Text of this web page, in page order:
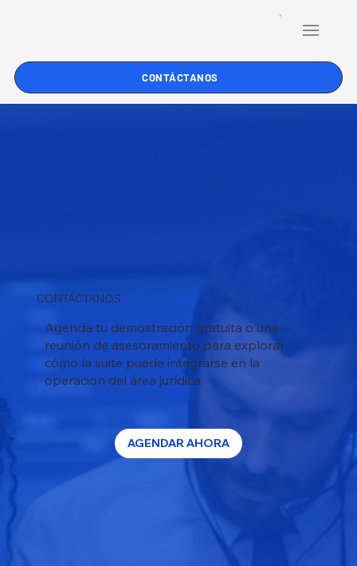
CONTÁCTANOS
CONTÁCTANOS
Agenda tu demostración gratuita o una
reunión de asesoramiento para explorar
cómo la suite puede integrarse en la
operación del área jurídica.
AGENDAR AHORA